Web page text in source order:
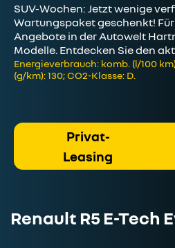
SUV-Wochen: Jetzt wenige
Wartungspaket geschenkt!
Angebote in der Autowelt
Modelle. Entdecken Sie den
Energieverbrauch: komb. (l/100
(g/km): 130; CO2-Klasse: D.
Privat-
Leasing
Renault R5 E-Tech